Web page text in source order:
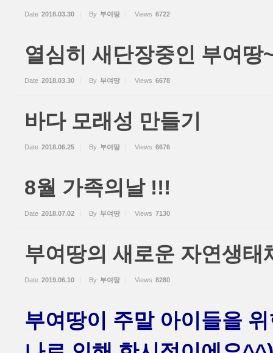
Date 2018.03.30 By 부여땅 Views 6722
열심히 새단장중인 부여
Date 2018.03.30 By 부여땅 Views 6678
바다 모래성 만들기
Date 2018.06.25 By 부여땅 Views 6676
8월 가족의날 !!!
Date 2018.07.02 By 부여땅 Views 7130
부여땅의 새로운 자연생
Date 2019.06.10 By 부여땅 Views 8280
부여땅이 주말 아이들을